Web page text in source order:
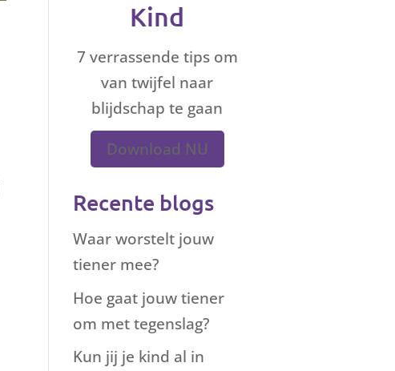
Kind
7 verrassende tips om
van twijfel naar
blijdschap te gaan
Download NU
Recente blogs
Waar worstelt jouw
tiener mee?
Hoe gaat jouw tiener
om met tegenslag?
Kun jij je kind al in